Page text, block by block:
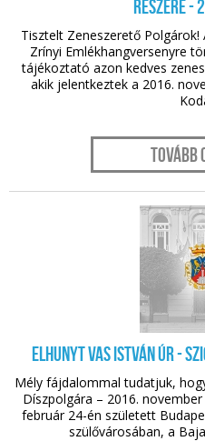
részére -
Tisztelt Zeneszerető
Zrínyi Emlékhangversenyre
tájékoztató azon kedves
akik jelentkeztek a 2016.
Tovább
Elhunyt Vas István úr -
Mély fájdalommal tudatjuk,
Díszpolgára – 2016.
február 24-én született
szülővárosában, a